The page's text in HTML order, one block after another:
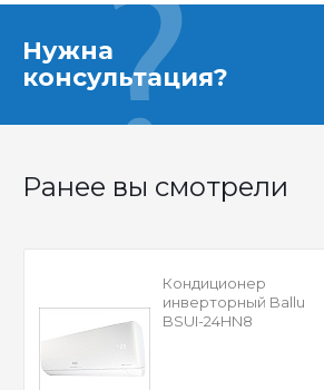
Нужна
консультация?
Ранее вы смотрели
Кондиционер
инверторный Ballu
BSUI-24HN8